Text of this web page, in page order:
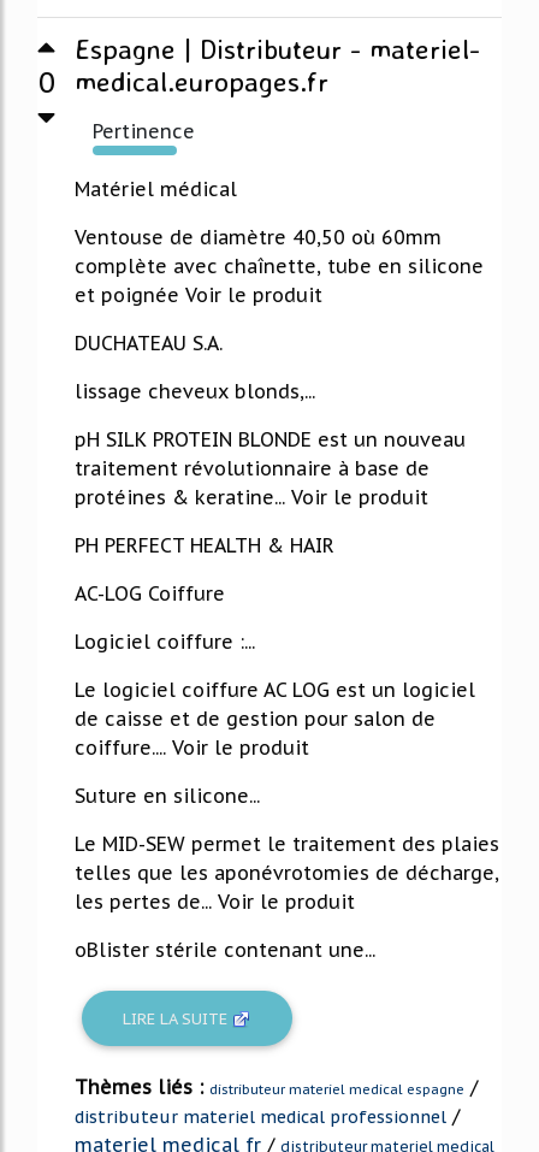
0
Espagne | Distributeur - materiel-
medical.europages.fr
Pertinence
191%
Matériel médical
Ventouse de diamètre 40,50 où 60mm
complète avec chaînette, tube en silicone
et poignée Voir le produit
DUCHATEAU S.A.
lissage cheveux blonds,...
pH SILK PROTEIN BLONDE est un nouveau
traitement révolutionnaire à base de
protéines & keratine... Voir le produit
PH PERFECT HEALTH & HAIR
AC-LOG Coiffure
Logiciel coiffure :...
Le logiciel coiffure AC LOG est un logiciel
de caisse et de gestion pour salon de
coiffure.... Voir le produit
Suture en silicone...
Le MID-SEW permet le traitement des plaies
telles que les aponévrotomies de décharge,
les pertes de... Voir le produit
oBlister stérile contenant une...
LIRE LA SUITE
Thèmes liés : distributeur materiel medical espagne /
distributeur materiel medical professionnel /
materiel medical fr / distributeur materiel medical